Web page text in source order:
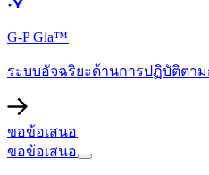
G-P Gia™​​
ระบบอัจฉริยะด้านการปฏิบัติตา
ขอข้อเสนอ​​
ขอข้อเสนอ​​